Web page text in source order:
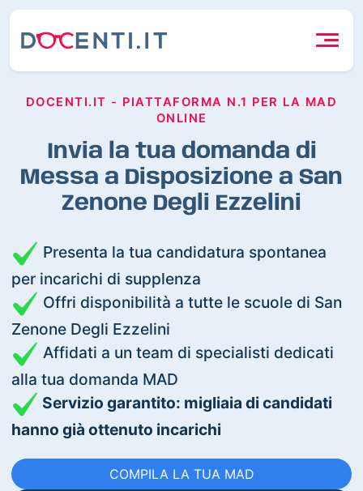
DOCENTI.IT - PIATTAFORMA N.1 PER LA MAD
ONLINE
Invia la tua domanda di
Messa a Disposizione a San
Zenone Degli Ezzelini
Presenta la tua candidatura spontanea
per incarichi di supplenza
Offri disponibilità a tutte le scuole di San
Zenone Degli Ezzelini
Affidati a un team di specialisti dedicati
alla tua domanda MAD
Servizio garantito: migliaia di candidati
hanno già ottenuto incarichi
COMPILA LA TUA MAD